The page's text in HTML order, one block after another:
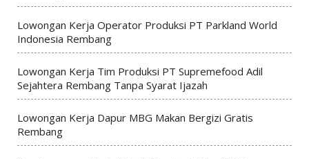
Lowongan Kerja Operator Produksi PT Parkland World
Indonesia Rembang
Lowongan Kerja Tim Produksi PT Supremefood Adil
Sejahtera Rembang Tanpa Syarat Ijazah
Lowongan Kerja Dapur MBG Makan Bergizi Gratis
Rembang